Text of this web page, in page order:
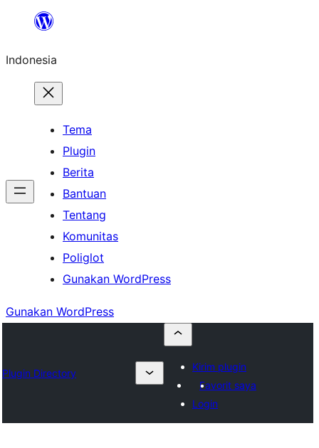
Lewati
konten
Indonesia
Tema
Plugin
Berita
Bantuan
Tentang
Komunitas
Poliglot
Gunakan WordPress
Gunakan WordPress
Plugin Directory
Kirim plugin
Favorit saya
Login